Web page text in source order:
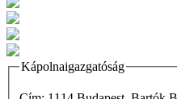
Kápolnaigazgatóság